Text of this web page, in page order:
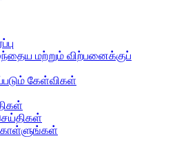
மற்றும் விற்பனைக்குப்
கேள்விகள்